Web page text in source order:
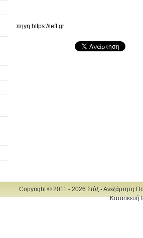
πηγη:https://left.gr
Copyright © 2011 - 2026 Στύξ - Ανεξάρτητη
Κατασκευή